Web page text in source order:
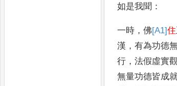
如是我聞 ：
一時 ， 佛[A1]住
漢 ， 有為功德
行 ， 法假虛實
無量功德皆成